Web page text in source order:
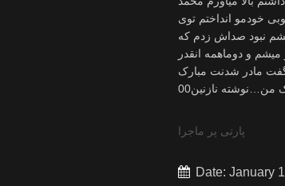
خودمو انداختم توی
نبود صداش زدم که
و دوماهمه انقدر
مادر شدنت مبارک
نازنین00
پارتی پر ماجرا
Date: January